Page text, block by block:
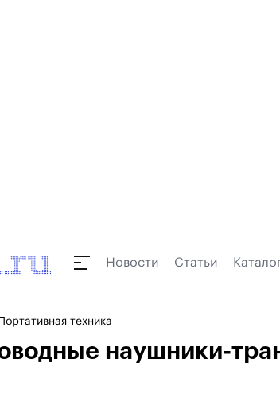
Новости Статьи
Портативная техника
наушники-